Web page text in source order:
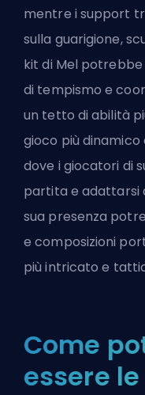
mentre i support
sulla guarigione,
kit di Mel
di tempismo e
un tetto di abilità
gioco più
dove i giocatori di
partita e adattarsi
sua presenza
e composizioni
più intricato e
Come
essere